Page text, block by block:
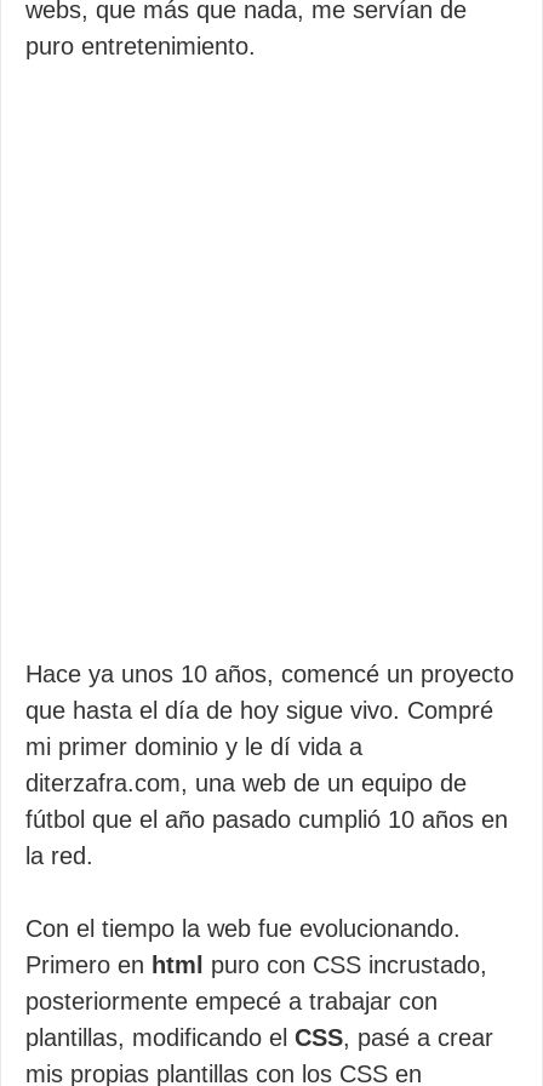
webs, que más que nada, me servían de
puro entretenimiento.
Hace ya unos 10 años, comencé un proyecto
que hasta el día de hoy sigue vivo. Compré
mi primer dominio y le dí vida a
diterzafra.com, una web de un equipo de
fútbol que el año pasado cumplió 10 años en
la red.
Con el tiempo la web fue evolucionando.
Primero en html
puro con CSS incrustado,
posteriormente empecé a trabajar con
plantillas, modificando el CSS, pasé a crear
mis propias plantillas con los CSS en